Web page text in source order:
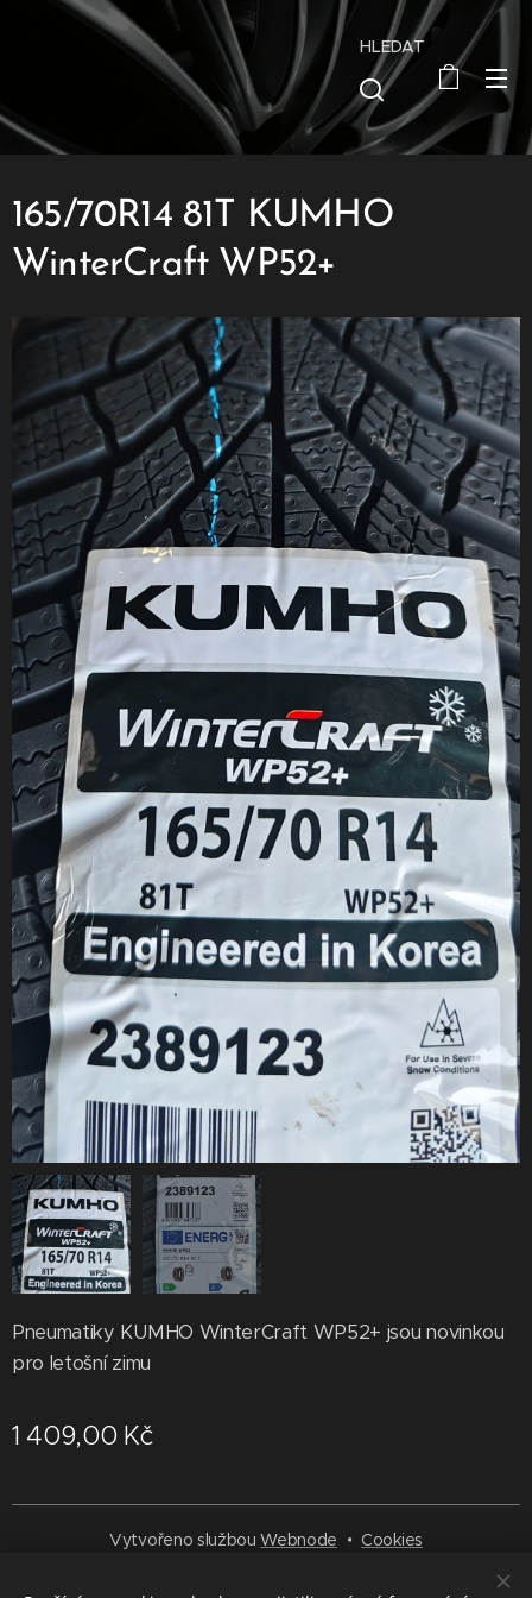
HLEDAT
165/70R14 81T KUMHO
WinterCraft WP52+
Pneumatiky KUMHO WinterCraft WP52+ jsou novinkou
pro letošní zimu
1 409,00 Kč
Vytvořeno službouWebnode Cookies